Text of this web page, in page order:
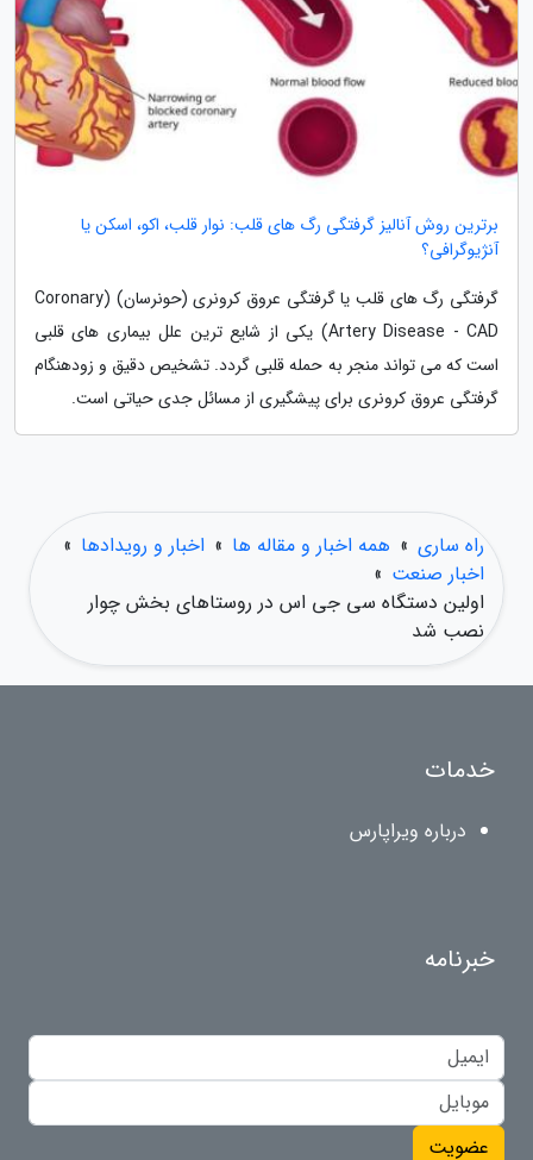
برترین روش آنالیز گرفتگی رگ های قلب: نوار قلب، اکو، اسکن یا
آنژیوگرافی؟
گرفتگی رگ های قلب یا گرفتگی عروق کرونری (حونرسان) (Coronary
Artery Disease - CAD) یکی از شایع ترین علل بیماری های قلبی
است که می تواند منجر به حمله قلبی گردد. تشخیص دقیق و زودهنگام
گرفتگی عروق کرونری برای پیشگیری از مسائل جدی حیاتی است.
راه ساری » همه اخبار و مقاله ها » اخبار و رویدادها »
اخبار صنعت »
اولین دستگاه سی جی اس در روستاهای بخش چوار
نصب شد
خدمات
درباره ویراپارس
خبرنامه
عضویت